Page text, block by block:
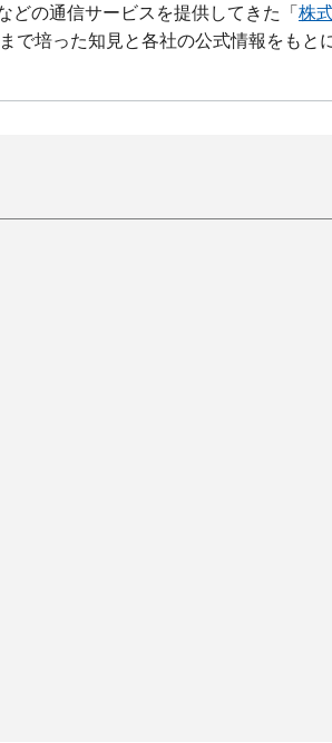
の通信サービスを提供してきた「 株
で培った知見と各社の公式情報をもと